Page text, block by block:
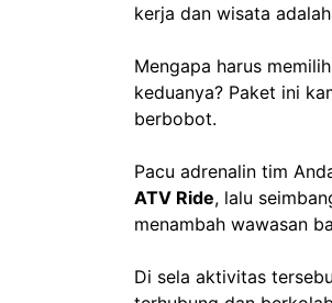
kerja dan wisata
Mengapa harus
keduanya? Paket ini
berbobot.
Pacu adrenalin tim
ATV Ride, lalu
menambah wawasan
Di sela aktivitas